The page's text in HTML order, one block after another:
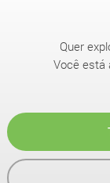
Quer
Você está